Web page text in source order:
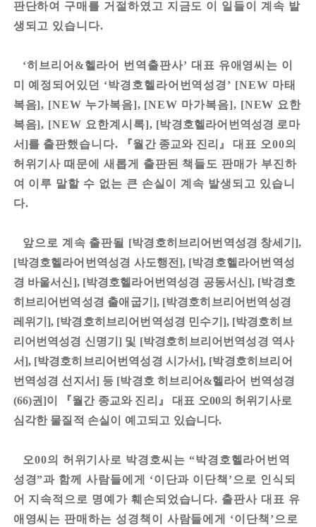
판단하여 구매를 거절하였고 지금도 이 일들이 계속 발
생되고 있습니다.
‘히브리어 &헬라어 번역출판사’ 대표 유애영씨는 이
미 예정되어있던 ‘박경호헬라어번역성경’ [NEW 마태
복음], [NEW 누가복음], [NEW 마가복음], [NEW 요한
복음], [NEW 요한계시록], [박경호헬라어번역성경 로마
서]를 출판했습니다. 『월간 종교와 진리 』대표 오00의
허위기사 때문에 새롭게 출판된 책들도 판매가 부진하
여 이루 말할 수 없는 큰 손실이 계속 발생되고 있습니
다.
앞으로 계속 출판될 [박경호히브리어번역성경 창세기 ],
[박경호헬라어번역성경 사도행전], [박경호헬라어번역성
경 바울서신], [박경호헬라어번역성경 공동서신], [박경호
히브리어번역성경 출애굽기 ], [박경호히브리어번역성경
레위기], [박경호히브리어번역성경 민수기 ], [박경호히브
리어번역성경 신명기] 및 [박경호히브리어번역성경 역사
서], [박경호히브리어번역성경 시가서], [박경호히브리어
번역성경 선지서] 등 [박경호 히브리어 &헬라어 번역성경
(66)권]이 『월간 종교와 진리 』 대표 오00의 허위기사로
심각한 물질적 손실이 예고되고 있습니다.
오00의 허위기사로 박경호씨는 “박경호헬라어번역
성경”과 함께 사람들에게 ‘이단과 이단책 ’으로 인식되
어 지속적으로 명예가 훼손되었습니다. 출판사 대표 유
애영씨는 판매하는 성경책이 사람들에게
‘이단책 ’으로